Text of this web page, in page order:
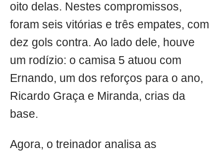
oito delas. Nestes compromissos,
foram seis vitórias e três empates, com
dez gols contra. Ao lado dele, houve
um rodízio: o camisa 5 atuou com
Ernando, um dos reforços para o ano,
Ricardo Graça e Miranda, crias da
base.
Agora, o treinador analisa as